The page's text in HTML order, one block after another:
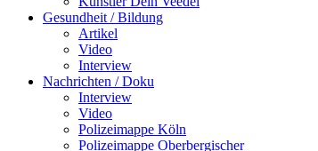
Gesundheit / Bildung
Artikel
Video
Interview
Nachrichten / Doku
Interview
Video
Polizeimappe Köln
Polizeimappe Oberbergischer